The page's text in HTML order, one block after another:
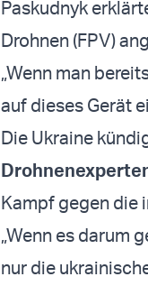
Paskudnyk
Drohnen (FPV)
„Wenn man
auf dieses Gerät
Die Ukraine
Kampf gegen die
„Wenn es darum
nur die